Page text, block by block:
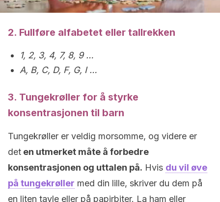
2. Fullføre alfabetet eller tallrekken
1, 2, 3, 4, 7, 8, 9 …
A, B, C, D, F, G, I …
3. Tungekrøller for å styrke
konsentrasjonen til barn
Tungekrøller er veldig morsomme, og videre er
det en utmerket måte å forbedre
konsentrasjonen og uttalen på. Hvis du vil øve
på tungekrøller med din lille, skriver du dem på
en liten tavle eller på papirbiter. La ham eller